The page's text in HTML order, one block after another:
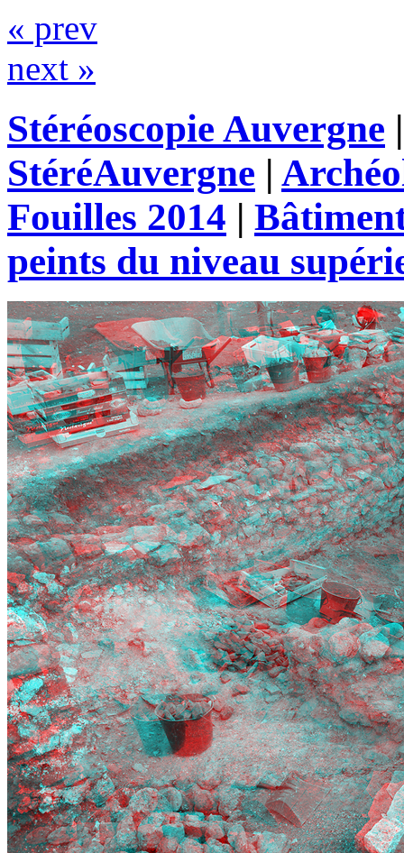
« prev
next »
Stéréoscopie Auvergne
StéréAuvergne |
Fouilles 2014 |
peints du niveau